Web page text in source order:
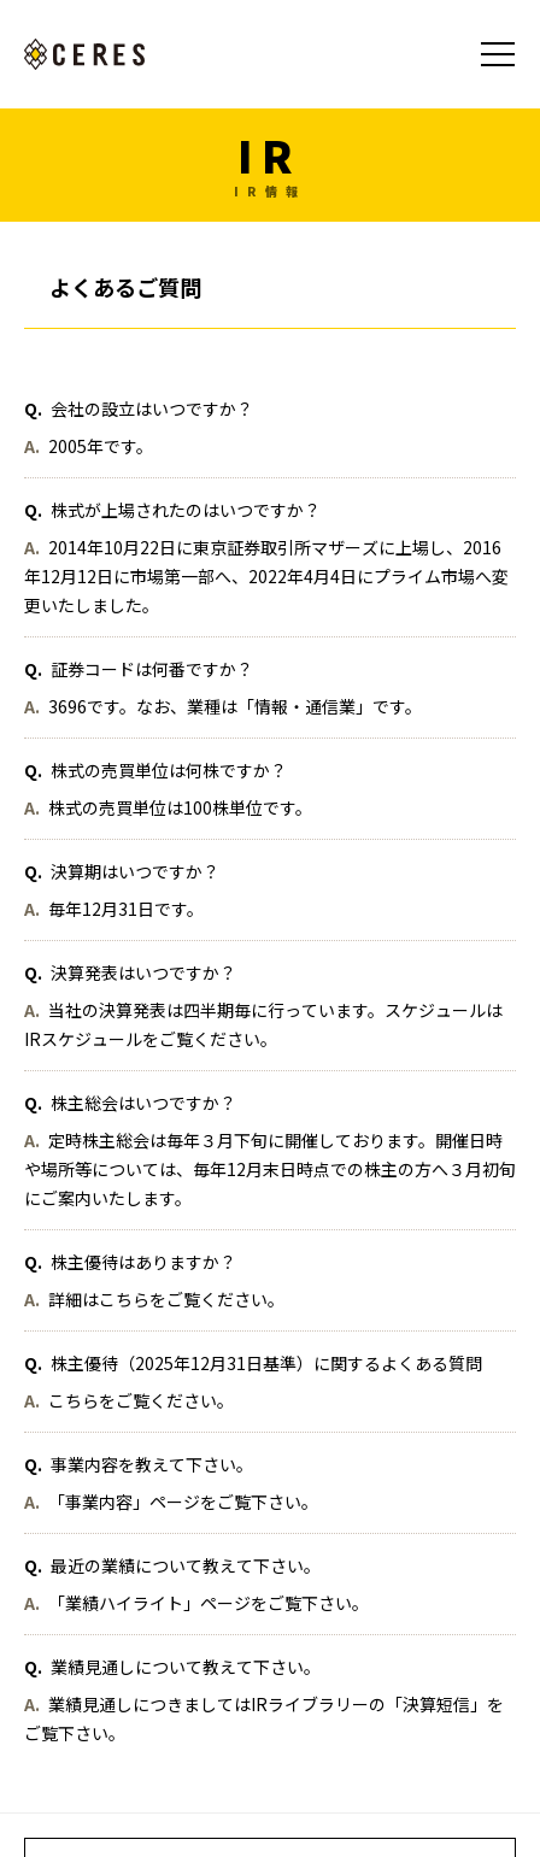
IR
IR情報
よくあるご質問
Q. 会社の設立はいつですか？
A. 2005年です。
Q. 株式が上場されたのはいつですか？
A. 2014年10月22日に東京証券取引所マザーズに上場し、2016
年12月12日に市場第一部へ、2022年4月4日にプライム市場へ変
更いたしました。
Q. 証券コードは何番ですか？
A. 3696です。なお、業種は「情報・通信業」です。
Q. 株式の売買単位は何株ですか？
A. 株式の売買単位は100株単位です。
Q. 決算期はいつですか？
A. 毎年12月31日です。
Q. 決算発表はいつですか？
A. 当社の決算発表は四半期毎に行っています。スケジュールは
IRスケジュールをご覧ください。
Q. 株主総会はいつですか？
A. 定時株主総会は毎年３月下旬に開催しております。開催日時
や場所等については、毎年12月末日時点での株主の方へ３月初旬
にご案内いたします。
Q. 株主優待はありますか？
A. 詳細はこちらをご覧ください。
Q. 株主優待（2025年12月31日基準）に関するよくある質問
A. こちらをご覧ください。
Q. 事業内容を教えて下さい。
A.
「事業内容 」ページをご覧下さい。
Q. 最近の業績について教えて下さい。
A.
「業績ハイライト 」ページをご覧下さい。
Q. 業績見通しについて教えて下さい。
A. 業績見通しにつきましてはIRライブラリーの 「決算短信」 を
ご覧下さい。